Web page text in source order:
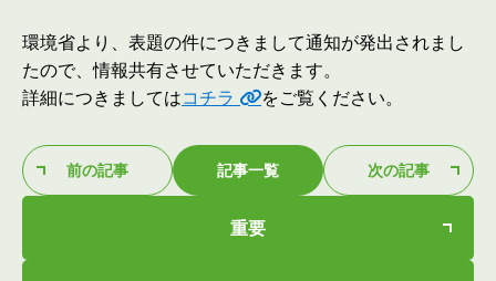
環境省より、表題の件につきまして通知が発出されまし
たので、情報共有させていただきます。
詳細につきましてはコチラ をご覧ください。
前の記事 記事一覧 次の記事
重要